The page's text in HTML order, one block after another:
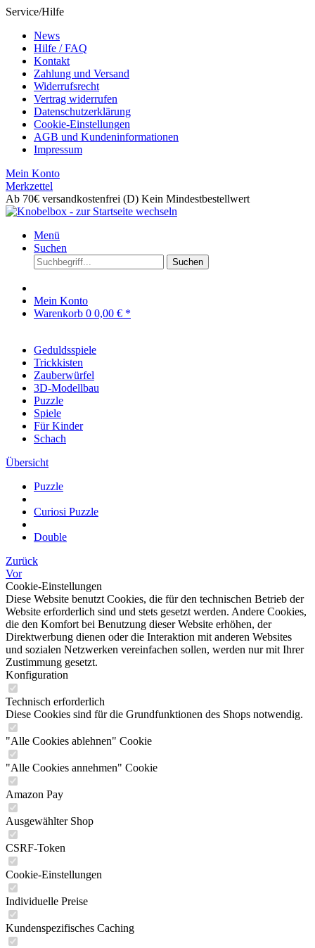
Service/Hilfe
News
Hilfe / FAQ
Kontakt
Zahlung und Versand
Widerrufsrecht
Vertrag widerrufen
Datenschutzerklärung
Cookie-Einstellungen
AGB und Kundeninformationen
Impressum
Mein Konto
Merkzettel
Ab 70€ versandkostenfrei (D) Kein Mindestbestellwert
Menü
Suchen
Suchen
Mein Konto
Warenkorb 0 0,00 € *
Geduldsspiele
Trickkisten
Zauberwürfel
3D-Modellbau
Puzzle
Spiele
Für Kinder
Schach
Übersicht
Puzzle
Curiosi Puzzle
Double
Zurück
Vor
Cookie-Einstellungen
Diese Website benutzt Cookies, die für den technischen Betrieb der
Website erforderlich sind und stets gesetzt werden. Andere Cookies,
die den Komfort bei Benutzung dieser Website erhöhen, der
Direktwerbung dienen oder die Interaktion mit anderen Websites
und sozialen Netzwerken vereinfachen sollen, werden nur mit Ihrer
Zustimmung gesetzt.
Konfiguration
Technisch erforderlich
Diese Cookies sind für die Grundfunktionen des Shops notwendig.
"Alle Cookies ablehnen" Cookie
"Alle Cookies annehmen" Cookie
Amazon Pay
Ausgewählter Shop
CSRF-Token
Cookie-Einstellungen
Individuelle Preise
Kundenspezifisches Caching